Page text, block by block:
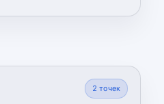
2 точек